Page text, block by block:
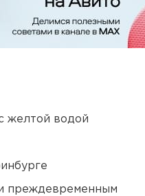
желтой водой
преждевременным